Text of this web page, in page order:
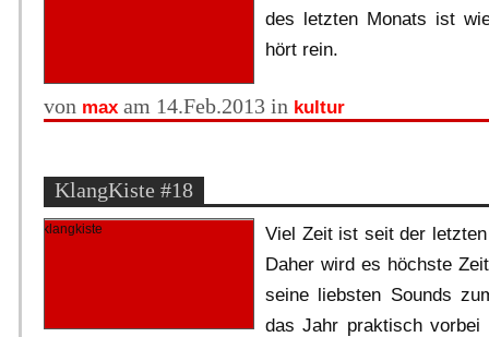
des letzten Monats ist
hört rein.
von max am 14.Feb.2013 in kultur
KlangKiste #18
Viel Zeit ist seit der
Daher wird es höchste
seine liebsten Sounds
das Jahr praktisch